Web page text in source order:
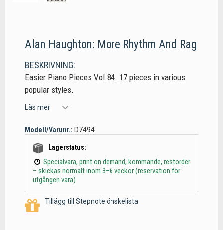
Alan Haughton: More Rhythm And Rag
BESKRIVNING:
Easier Piano Pieces Vol.84. 17 pieces in various
popular styles.
Läs mer
Modell/Varunr.: D7494
Lagerstatus:
Specialvara, print on demand, kommande, restorder
– skickas normalt inom 3–6 veckor (reservation för
utgången vara)
Tillägg till Stepnote önskelista